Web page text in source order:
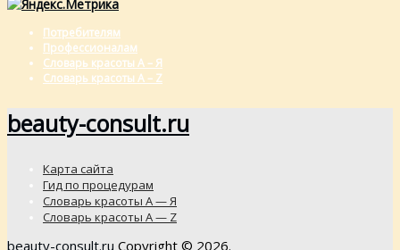
Потребителям
Профессионалам
Словарь красоты А – Я
Словарь красоты A – Z
beauty-consult.ru
Карта сайта
Гид по процедурам
Словарь красоты А — Я
Словарь красоты A — Z
beauty-consult.ru Copyright © 2026.